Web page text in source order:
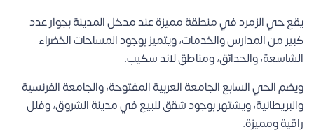
يقع حي الزمرد في منطقة مميزة عند مدخل المدينة بجوار عدد
كبير من المدارس والخدمات، ويتميز بوجود المساحات الخضراء
الشاسعة، والحدائق، ومناطق لاند سكيب.
ويضم الحي السابع الجامعة العربية المفتوحة، والجامعة الفرنسية
والبريطانية، ويشتهر بوجود شقق للبيع في مدينة الشروق، وفلل
راقية ومميزة.